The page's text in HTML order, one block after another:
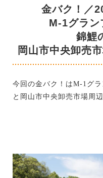
金バク！／
M-1グラン
錦鯉
岡山市中央卸売
今回の金バク！はM-1 グラ
と岡山市中央卸売市場周